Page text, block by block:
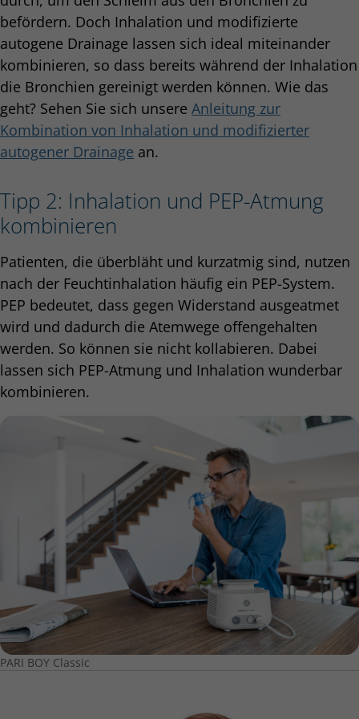
befördern. Doch Inhalation und modifizierte
autogene Drainage lassen sich ideal miteinander
kombinieren, so dass bereits während der Inhalation
die Bronchien gereinigt werden können. Wie das
geht? Sehen Sie sich unsere Anleitung zur
Kombination von Inhalation und modifizierter
autogener Drainage an.
Tipp 2: Inhalation und PEP-Atmung
kombinieren
Patienten, die überbläht und kurzatmig sind, nutzen
nach der Feuchtinhalation häufig ein PEP-System.
PEP bedeutet, dass gegen Widerstand ausgeatmet
wird und dadurch die Atemwege offengehalten
werden. So können sie nicht kollabieren. Dabei
lassen sich PEP-Atmung und Inhalation wunderbar
kombinieren.
PARI BOY Classic